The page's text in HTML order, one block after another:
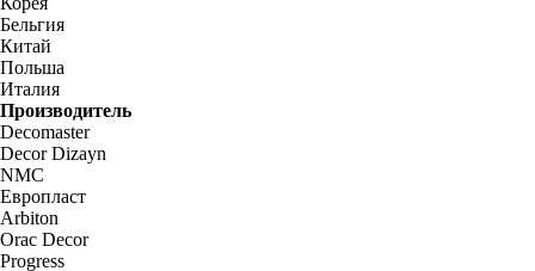
Бельгия
Китай
Польша
Италия
Производитель
Decomaster
Decor Dizayn
NMC
Европласт
Arbiton
Orac Decor
Progress